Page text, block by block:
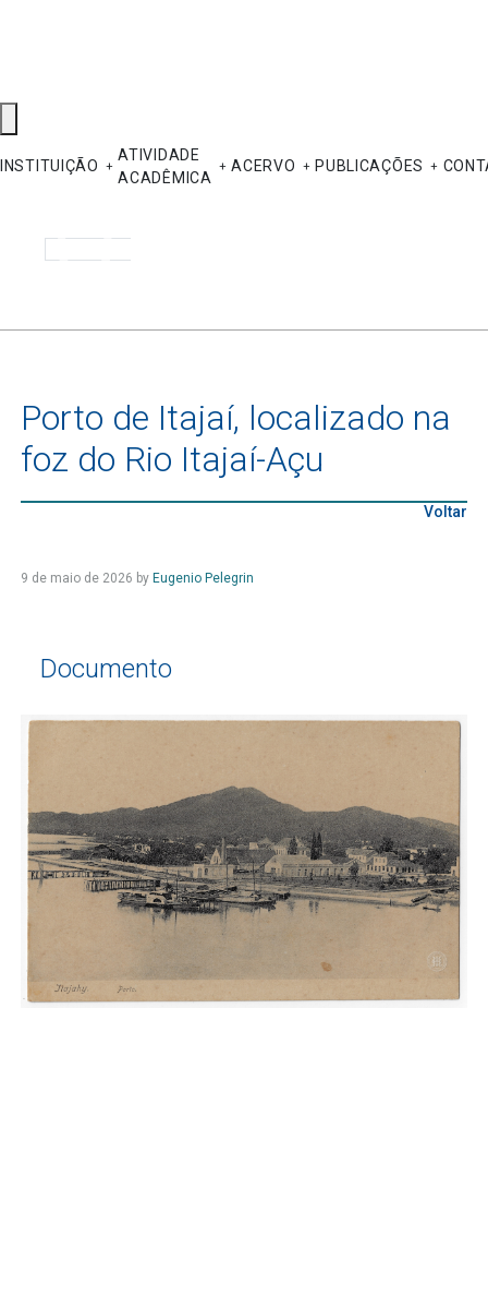
INSTITUIÇÃO
ATIVIDADE
ACADÊMICA
ACERVO PUBLICAÇÕES
Porto de Itajaí, localizado na
foz do Rio Itajaí-Açu
Voltar
9 de maio de 2026 by Eugenio Pelegrin
Documento